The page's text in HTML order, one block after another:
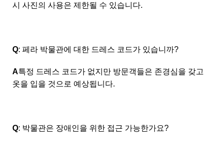
시 사진의 사용은 제한될 수 있습니다.
Q: 페라 박물관에 대한 드레스 코드가 있습니까?
A특정 드레스 코드가 없지만 방문객들은 존경심을 갖고
옷을 입을 것으로 예상됩니다.
Q: 박물관은 장애인을 위한 접근 가능한가요?